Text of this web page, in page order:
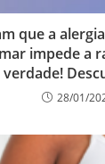
que a
impede a
verdade!
28/01/